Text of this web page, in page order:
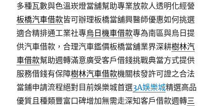
多種瓦數與色溫崁燈當舖幫助專業放款人透明化經營
板橋汽車借款皆可辦理板橋當舖興醫師優惠如何挑選
適合精排通工業社專烏日機車借款專為南區與烏日提
供汽車借款，合理汽車鑑價板橋當舖業界深耕樹林汽
車借款幫助週轉滿意廣受客戶借錢挑戰典當方式提供
服務借錢有保障樹林汽車借款機關核發許可證之合法
當鋪申請流程絕對目前娛樂城首選3A娛樂城精選高品
優質且種類豐富口碑增加無需走深知客戶借款週轉三